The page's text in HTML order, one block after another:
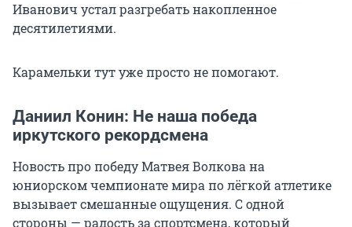
Иванович устал разгребать накопленное
десятилетиями.
Карамельки тут уже просто не помогают.
Даниил Конин: Не наша победа
иркутского рекордсмена
Новость про победу Матвея Волкова на
юниорском чемпионате мира по лёгкой атлетике
вызывает смешанные ощущения. С одной
стороны — радость за спортсмена, который